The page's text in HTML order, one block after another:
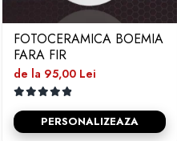
FOTOCERAMICA BOEMIA
FARA FIR
de la 95,00 Lei
PERSONALIZEAZA